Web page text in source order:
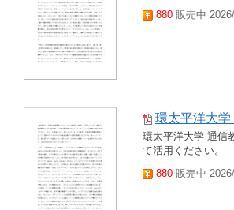
880 販売中
環太平洋大
環太平洋大学 通信
て活用ください。
880 販売中